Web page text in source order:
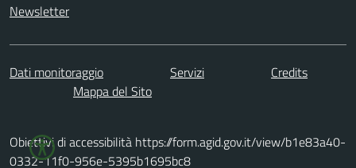
Newsletter
Dati monitoraggio Servizi
Credits
Mappa del Sito
Obiettivi di accessibilità https://form.agid.gov.it/view/b1e83a40-
0332-11f0-956e-5395b1695bc8